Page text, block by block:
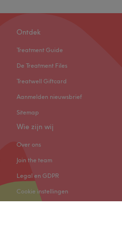
Ontdek
Treatment Guide
De Treatment Files
Treatwell Giftcard
Aanmelden nieuwsbrief
Sitemap
Wie zijn wij
Over ons
Join the team
Legal en GDPR
Cookie instellingen